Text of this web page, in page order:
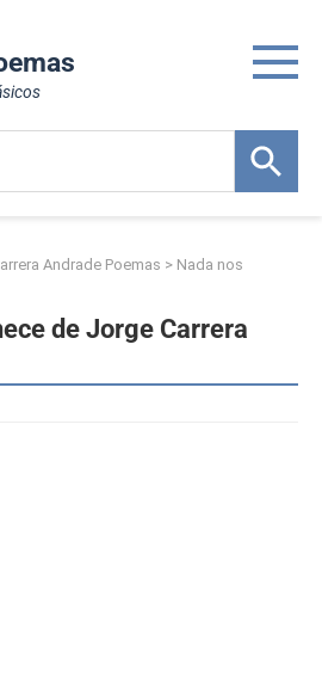
Andrade Poemas > Nada nos
de Jorge Carrera